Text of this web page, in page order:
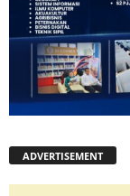
ADVERTISEMENT